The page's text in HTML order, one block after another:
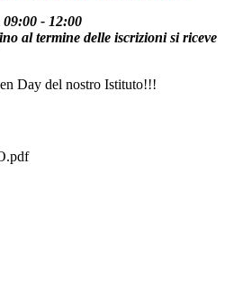
09:00 - 12:00
al termine delle iscrizioni si riceve
Day del nostro Istituto!!!